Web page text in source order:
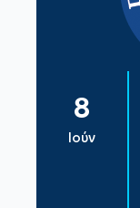
8
Ιούν